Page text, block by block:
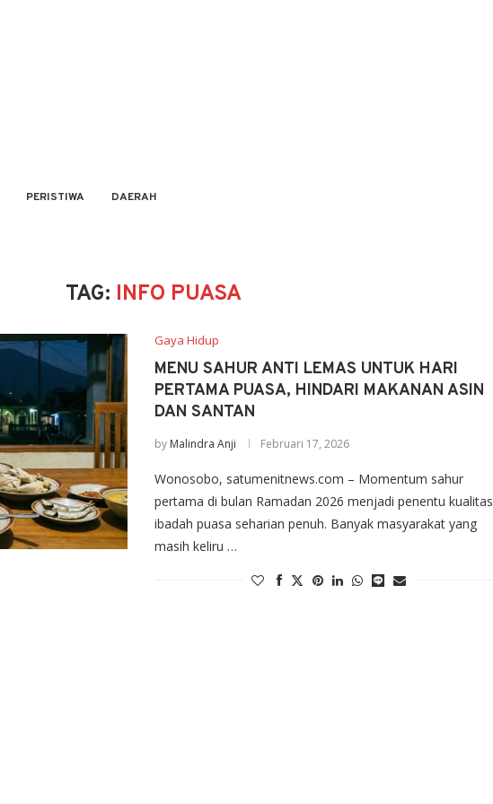
PERISTIWA DAERAH
TAG: INFO PUASA
Gaya Hidup
MENU SAHUR ANTI LEMAS UNTUK HARI
PERTAMA PUASA, HINDARI MAKANAN ASIN
DAN SANTAN
by Malindra Anji Februari 17, 2026
Wonosobo, satumenitnews.com – Momentum sahur
pertama di bulan Ramadan 2026 menjadi penentu kualitas
ibadah puasa seharian penuh. Banyak masyarakat yang
masih keliru …